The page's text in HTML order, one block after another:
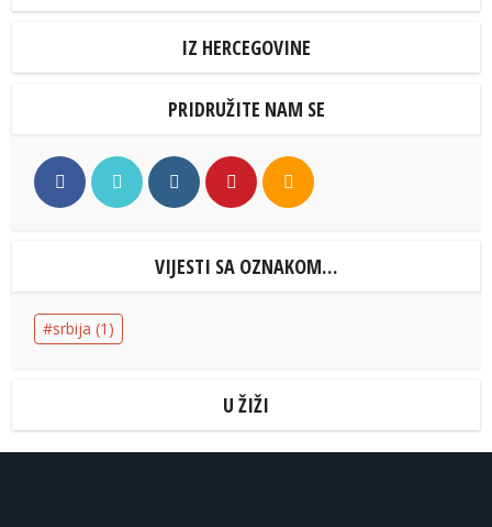
IZ HERCEGOVINE
PRIDRUŽITE NAM SE
VIJESTI SA OZNAKOM…
srbija (1)
U ŽIŽI